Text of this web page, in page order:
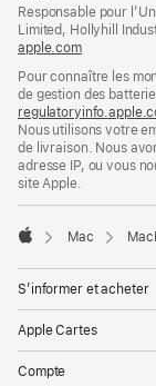
Responsable pour
Limited, Hollyhill
apple.com(s’ouvre
une
nouvelle
fenêtre)
Pour connaître les
de gestion des
Nous utilisons votre
de livraison. Nous
adresse IP, ou vous
site Apple.
Mac
S’informer et acheter
Apple Cartes
Compte